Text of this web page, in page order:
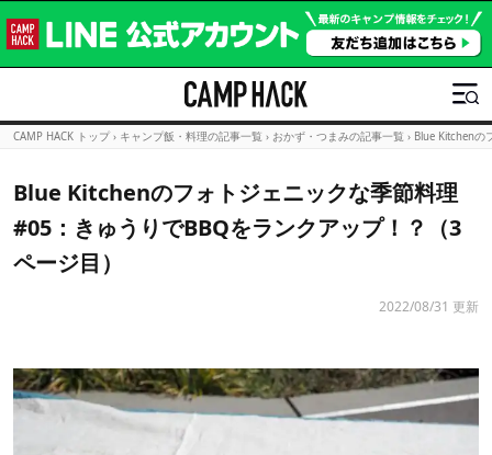
CAMP HACK トップ › キャンプ飯・料理の記事一覧 › おかず・つまみの記事一覧 › Blue Kitchenの
Blue Kitchenのフォトジェニックな季節料理
#05：きゅうりでBBQをランクアップ！？（3
ページ目）
2022/08/31 更新